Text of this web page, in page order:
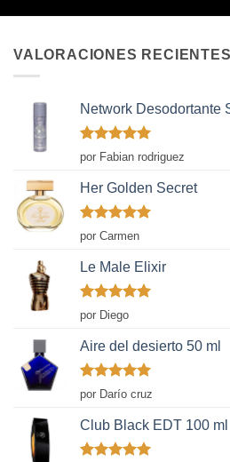
VALORACIONES RECIENTES
Network Desodortante
Valorado
con
por Fabian rodriguez
Her Golden Secret
Valorado
con
por Carmen
Le Male Elixir
Valorado
con
de 5
por Diego
Aire del desierto 50 ml
Valorado
con
por Darío cruz
Club Black EDT 100 ml